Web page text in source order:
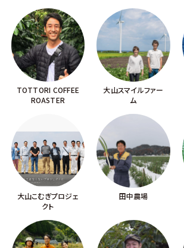
TOTTORI COFFEE
ROASTER
大山スマイルファー
ム
大山こむぎプロジェ
クト
田中農場